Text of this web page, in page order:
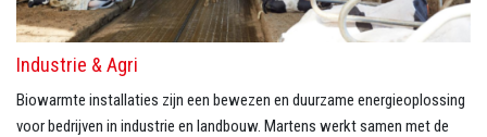
Industrie & Agri
Biowarmte installaties zijn een bewezen en duurzame energieoplossing
voor bedrijven in industrie en landbouw. Martens werkt samen met de